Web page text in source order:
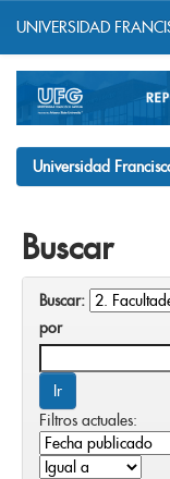
navigation
UNIVERSIDAD
Universidad
Buscar
Buscar:
por
Filtros actuales: